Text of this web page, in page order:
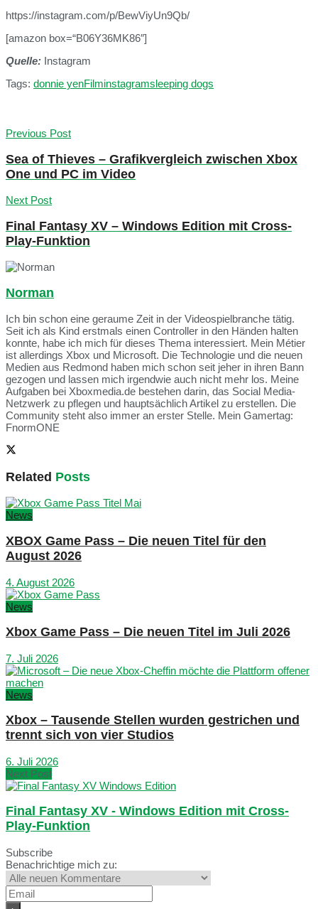
https://instagram.com/p/BewViyUn9Qb/
[amazon box=“B06Y36MK86″]
Quelle: Instagram
Tags: donnie yenFilminstagramsleeping dogs
Previous Post
Sea of Thieves – Grafikvergleich zwischen Xbox
One und PC im Video
Next Post
Final Fantasy XV – Windows Edition mit Cross-
Play-Funktion
Norman
Ich bin schon eine geraume Zeit in der Videospielbranche tätig.
Seit ich als Kind erstmals einen Controller in den Händen halten
konnte, habe ich mich für dieses Thema interessiert. Mein Métier
ist allerdings Xbox und Microsoft. Die Technologie und die neuen
Medien aus Redmond haben mich schon seit jeher in ihren Bann
gezogen und lassen mich irgendwie auch nicht mehr los. Meine
Aufgaben bei Xboxmedia.de bestehen darin, das Social Media-
Netzwerk zu pflegen und hauptsächlich Artikel zu erstellen. Die
Community steht also immer an erster Stelle. Mein Gamertag:
FnormONE
Related Posts
News
XBOX Game Pass – Die neuen Titel für den
August 2026
4. August 2026
News
Xbox Game Pass – Die neuen Titel im Juli 2026
7. Juli 2026
News
Xbox – Tausende Stellen wurden gestrichen und
trennt sich von vier Studios
6. Juli 2026
Next Post
Final Fantasy XV - Windows Edition mit Cross-
Play-Funktion
Subscribe
Benachrichtige mich zu: